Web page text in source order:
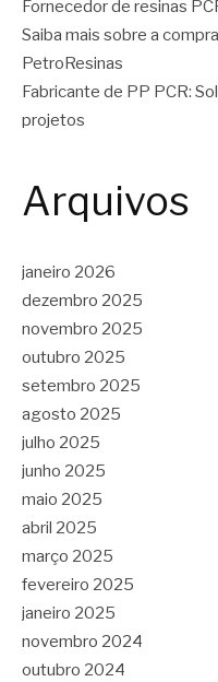
Fornecedor de resinas
Saiba mais sobre a
PetroResinas
Fabricante de PP PCR:
projetos
Arquivos
janeiro 2026
dezembro 2025
novembro 2025
outubro 2025
setembro 2025
agosto 2025
julho 2025
junho 2025
maio 2025
abril 2025
março 2025
fevereiro 2025
janeiro 2025
novembro 2024
outubro 2024